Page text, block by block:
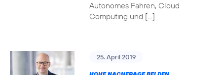
Autonomes Fahren, Cloud
Computing und […]
25. April 2019